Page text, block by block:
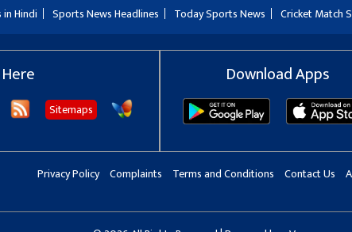
Hindi Sports News Headlines Today Sports News Cricket Match
Sitemaps
Download Apps
Privacy Policy Complaints Terms and Conditions Contact Us